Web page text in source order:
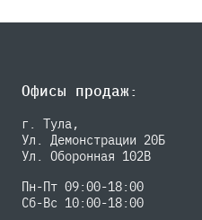
Офисы продаж:
г. Тула,
Ул. Демонстрации 20Б
Ул. Оборонная 102В
Пн-Пт 09:00-18:00
Сб-Вс 10:00-18:00